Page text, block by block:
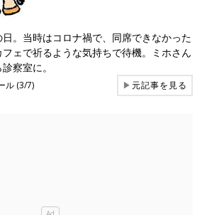
。当時はコロナ禍で、同席できなかった
ェで祈るような気持ちで待機。ミホさん
察室に。
ル (3/7) ▶元記事を見る